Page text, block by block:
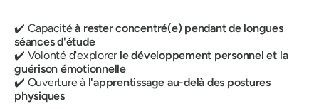
✔️ Capacitéà rester concentré(e) pendant de longues
séances d'étude
✔️ Volonté d'explorer le développement personnel et la
guérison émotionnelle
✔️ Ouverture à l'apprentissage au-delà des postures
physiques